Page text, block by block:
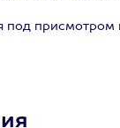
под присмотром